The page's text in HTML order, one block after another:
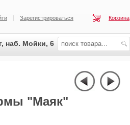
Корзина
Зарегистрироваться
наб. Мойки, 6
"Маяк"